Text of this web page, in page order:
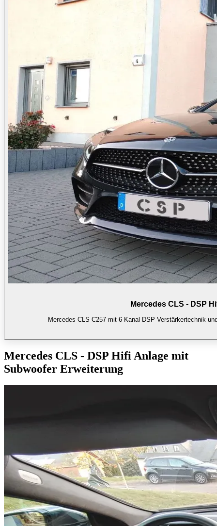
Mercedes CLS - DSP
Mercedes CLS C257 mit 6 Kanal DSP Verstärkertechnik
Mercedes CLS - DSP Hifi Anlage mit
Subwoofer Erweiterung